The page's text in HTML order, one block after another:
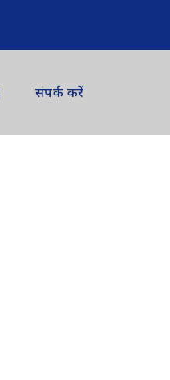
संपर्क करें